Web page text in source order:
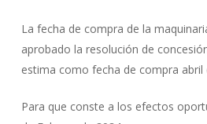
La fecha de compra de la
aprobado la resolución de
estima como fecha de compra abril
Para que conste a los efectos